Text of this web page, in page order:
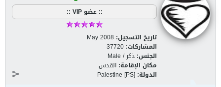
:: عضو VIP ::
تاريخ التسجيل: May 2008
المشاركات: 37720
الجنس: ذكر / Male
مكان الإقامة: القدس
الدولة: Palestine [PS]